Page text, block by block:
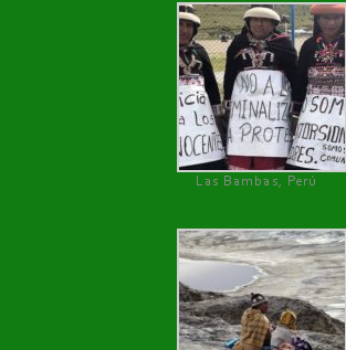
Las Bambas, Perú